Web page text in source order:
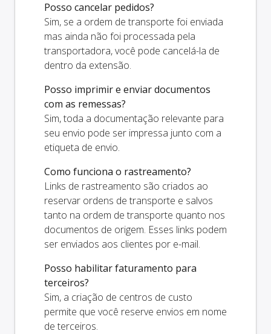
Posso cancelar pedidos?
Sim, se a ordem de transporte foi enviada
mas ainda não foi processada pela
transportadora, você pode cancelá-la de
dentro da extensão.
Posso imprimir e enviar documentos
com as remessas?
Sim, toda a documentação relevante para
seu envio pode ser impressa junto com a
etiqueta de envio.
Como funciona o rastreamento?
Links de rastreamento são criados ao
reservar ordens de transporte e salvos
tanto na ordem de transporte quanto nos
documentos de origem. Esses links podem
ser enviados aos clientes por e-mail.
Posso habilitar faturamento para
terceiros?
Sim, a criação de centros de custo
permite que você reserve envios em nome
de terceiros.